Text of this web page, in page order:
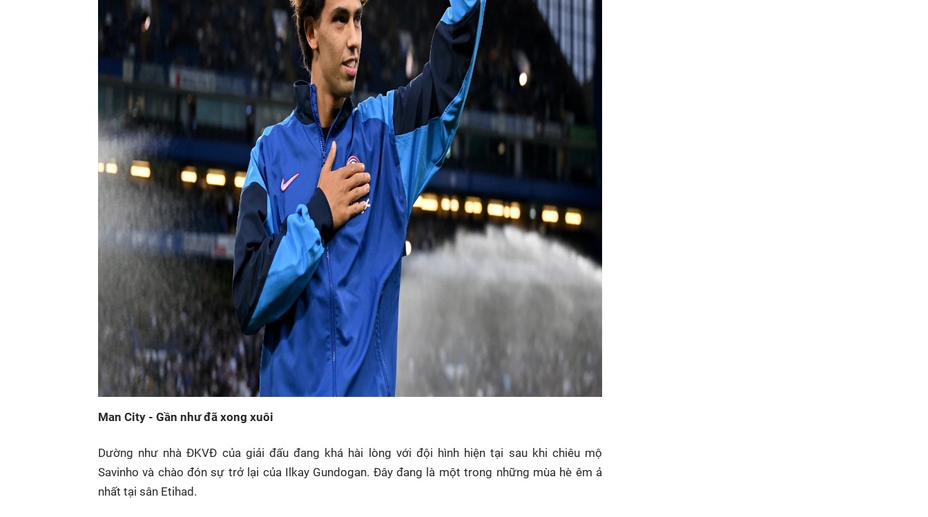
Man City - Gần như đã xong xuôi
Dường như nhà ĐKVĐ của giải đấu đang khá hài lòng với đội hình hiện tại sau khi chiêu mộ
Savinho và chào đón sự trở lại của Ilkay Gundogan. Đây đang là một trong những mùa hè êm ả
nhất tại sân Etihad.